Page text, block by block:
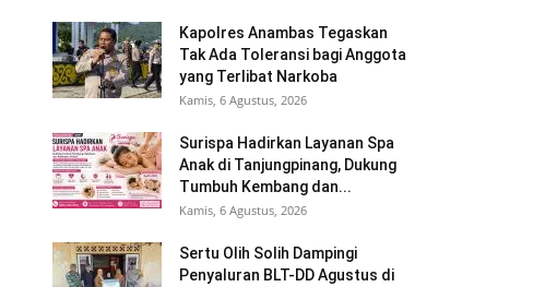
Kapolres Anambas Tegaskan
Tak Ada Toleransi bagi Anggota
yang Terlibat Narkoba
Kamis, 6 Agustus, 2026
Surispa Hadirkan Layanan Spa
Anak di Tanjungpinang, Dukung
Tumbuh Kembang dan...
Kamis, 6 Agustus, 2026
Sertu Olih Solih Dampingi
Penyaluran BLT-DD Agustus di